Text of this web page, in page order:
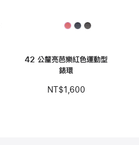
42 公釐亮芭樂紅色運動型
錶環
NT$1,600